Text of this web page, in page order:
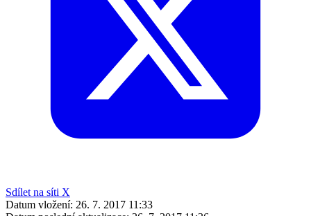
Sdílet na síti X
Datum vložení: 26. 7. 2017 11:33